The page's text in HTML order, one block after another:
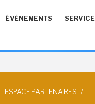
ÉVÉNEMENTS
ESPACE PARTENAIRES /